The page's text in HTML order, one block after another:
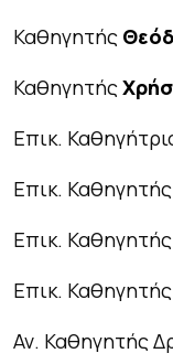
Καθηγητής
Καθηγητής
Επικ.
Επικ.
Επικ.
Επικ.
Αν. Καθηγητής